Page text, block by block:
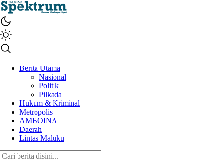
spektrumonline.com
Berita Utama
Nasional
Politik
Pilkada
Hukum & Kriminal
Metropolis
AMBOINA
Daerah
Lintas Maluku